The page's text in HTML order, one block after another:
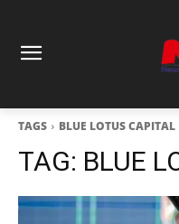
TAGS BLUE LOTUS CAPITAL
TAG: BLUE